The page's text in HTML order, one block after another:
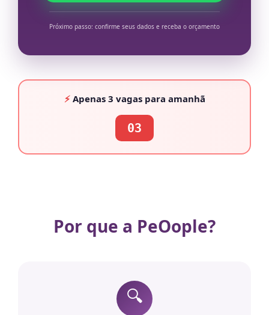
Próximo passo: confirme seus dados e receba o orçamento
⚡Apenas 3 vagaspara amanhã
03
Por que a PeOople?
🔍